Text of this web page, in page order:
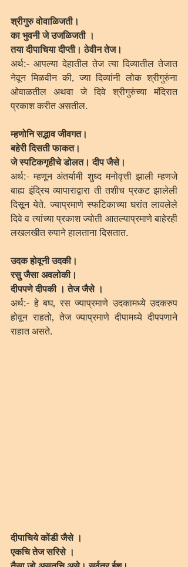
श्रीगुरु वोवाळिजती।
का भुवनी जे उजळिजती ।
तया दीपाचिया दीप्ती। ठेवीन तेज।
अर्थ:- आपल्या देहातील तेज त्या दिव्यातील तेजात
नेवून मिळवीन की, ज्या दिव्यांनी लोक श्रीगुरुंना
ओवाळतील अथवा जे दिवे श्रीगुरुंच्या मंदिरात
प्रकाश करीत असतील.
म्हणोनि सद्भाव जीवगत।
बहेरी दिसती फाकत।
जे स्पटिकगृहीचे डोलत। दीप जैसे।
अर्थ:- म्हणून अंतर्यामी शुध्द मनोवृत्ती झाली म्हणजे
बाह्य इंद्रिय व्यापाराद्वारा ती तशीच प्रकट झालेली
दिसून येते. ज्याप्रमाणे स्फटिकाच्या घरांत लावलेले
दिवे व त्यांच्या प्रकाश ज्योती आतल्याप्रमाणे बाहेरही
लखलखीत रुपाने हालताना दिसतात.
उदक होवूनी उदकी।
रसु जैसा अवलोकी।
दीपपणे दीपकी । तेज जैसे ।
अर्थ:- हे बघ, रस ज्याप्रमाणे उदकामध्ये उदकरुप
होवून राहतो, तेज ज्याप्रमाणे दीपामध्ये दीपपणाने
राहात असते.
दीपाचिये कोंडी जैसे ।
एकचि तेज सरिसे ।